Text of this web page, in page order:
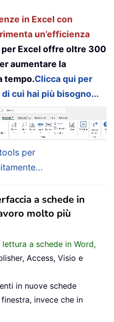
in Excel con
un’efficienza
per Excel offre oltre 300
aumentare la
tempo.Clicca qui per
cui hai più bisogno...
per
a schede in
molto più
a schede in Word,
Access, Visio e
in nuove schede
invece che in